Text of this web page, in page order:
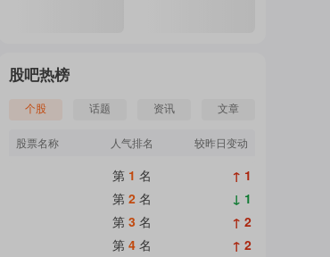
股吧热榜
个股 话题 资讯 文章
股票名称 人气排名 较昨日变动
第 1 名
↑ 1
第 2 名
↓ 1
第 3 名
↑ 2
第 4 名
↑ 2